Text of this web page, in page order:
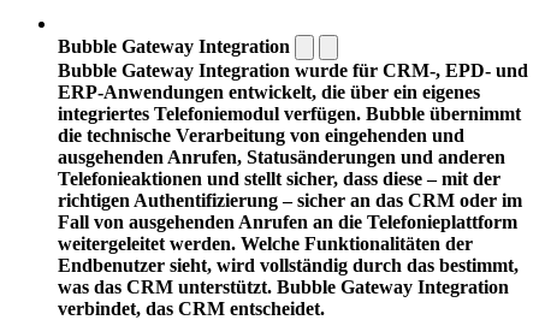
Bubble Gateway Integration
Bubble Gateway Integration wurde für CRM-, EPD- und
ERP-Anwendungen entwickelt, die über ein eigenes
integriertes Telefonie­modul verfügen. Bubble übernimmt
die technische Verarbeitung von eingehenden und
ausgehenden Anrufen, Statusänderungen und anderen
Telefonie­aktionen und stellt sicher, dass diese – mit der
richtigen Authentifizierung – sicher an das CRM oder im
Fall von ausgehenden Anrufen an die Telefonieplattform
weitergeleitet werden. Welche Funktionalitäten der
Endbenutzer sieht, wird vollständig durch das bestimmt,
was das CRM unterstützt. Bubble Gateway Integration
verbindet, das CRM entscheidet.